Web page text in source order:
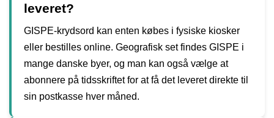
leveret?
GISPE-krydsord kan enten købes i fysiske kiosker
eller bestilles online. Geografisk set findes GISPE i
mange danske byer, og man kan også vælge at
abonnere på tidsskriftet for at få det leveret direkte til
sin postkasse hver måned.